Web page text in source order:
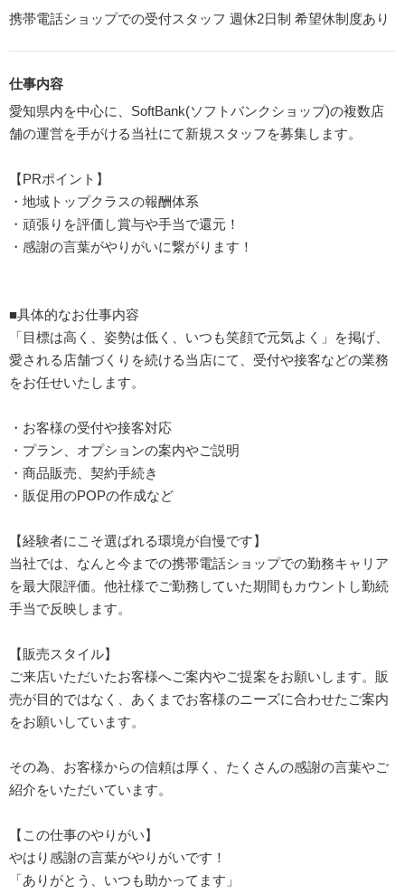
携帯電話ショップでの受付スタッフ 週休2日制 希望休制度あり
仕事内容
愛知県内を中心に、SoftBank(ソフトバンクショップ)の複数店
舗の運営を手がける当社にて新規スタッフを募集します。
【PRポイント】
・地域トップクラスの報酬体系
・頑張りを評価し賞与や手当で還元！
・感謝の言葉がやりがいに繋がります！
■具体的なお仕事内容
「目標は高く、姿勢は低く、いつも笑顔で元気よく」を掲げ、
愛される店舗づくりを続ける当店にて、受付や接客などの業務
をお任せいたします。
・お客様の受付や接客対応
・プラン、オプションの案内やご説明
・商品販売、契約手続き
・販促用のPOPの作成など
【経験者にこそ選ばれる環境が自慢です】
当社では、なんと今までの携帯電話ショップでの勤務キャリア
を最大限評価。他社様でご勤務していた期間もカウントし勤続
手当で反映します。
【販売スタイル】
ご来店いただいたお客様へご案内やご提案をお願いします。販
売が目的ではなく、あくまでお客様のニーズに合わせたご案内
をお願いしています。
その為、お客様からの信頼は厚く、たくさんの感謝の言葉やご
紹介をいただいています。
【この仕事のやりがい】
やはり感謝の言葉がやりがいです！
「ありがとう、いつも助かってます」